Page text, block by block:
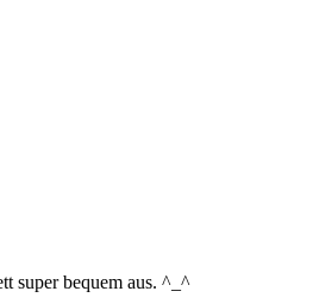
super bequem aus. ^_^